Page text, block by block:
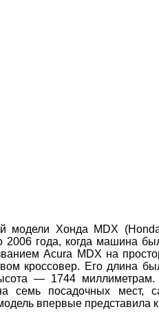
модели Хонда MDX
2006 года, когда машина
Acura MDX на
кроссовер. Его длина
— 1744
семь посадочных мест,
впервые представила